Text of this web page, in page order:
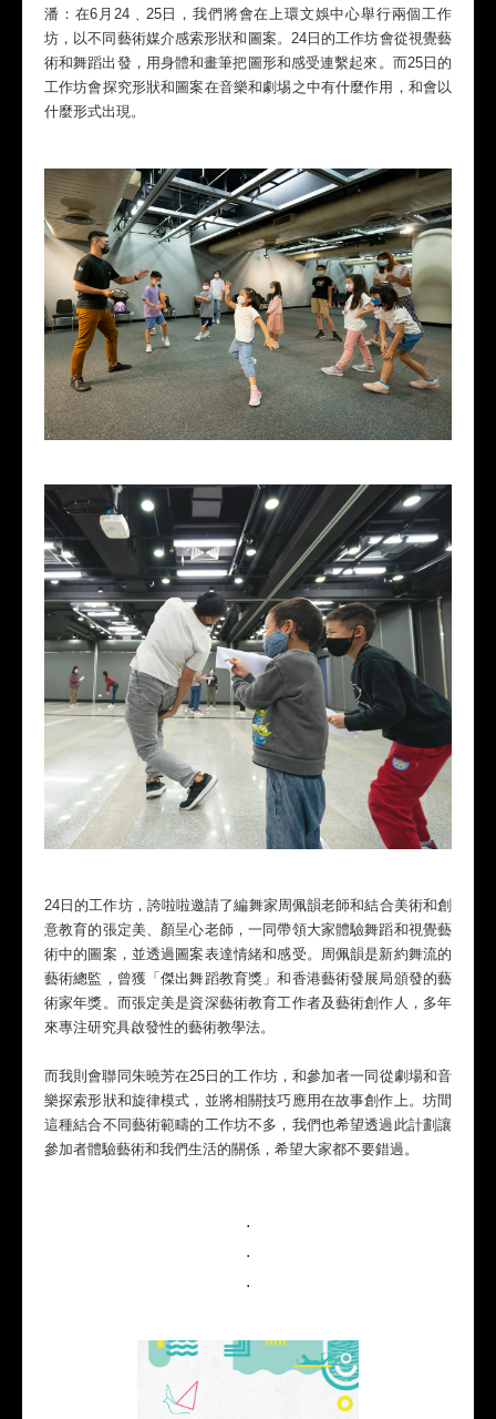
潘：在6月24﹑25日，我們將會在上環文娛中心舉行兩個工作
坊，以不同藝術媒介感索形狀和圖案。24日的工作坊會從視覺藝
術和舞蹈出發，用身體和畫筆把圖形和感受連繫起來。而25日的
工作坊會探究形狀和圖案在音樂和劇埸之中有什麼作用，和會以
什麼形式出現。
24日的工作坊，誇啦啦邀請了編舞家周佩韻老師和結合美術和創
意教育的張定美、顏呈心老師，一同帶領大家體驗舞蹈和視覺藝
術中的圖案，並透過圖案表達情緒和感受。周佩韻是新約舞流的
藝術總監，曾獲「傑出舞蹈教育獎」和香港藝術發展局頒發的藝
術家年獎。而張定美是資深藝術教育工作者及藝術創作人，多年
來專注研究具啟發性的藝術教學法。
而我則會聯同朱曉芳在25日的工作坊，和參加者一同從劇場和音
樂探索形狀和旋律模式，並將相關技巧應用在故事創作上。坊間
這種結合不同藝術範疇的工作坊不多，我們也希望透過此計劃讓
參加者體驗藝術和我們生活的關係，希望大家都不要錯過。
.
.
.